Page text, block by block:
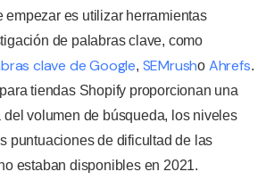
empezar es utilizar herramientas
de palabras clave, como
clave de Google, SEMrusho Ahrefs.
tiendas Shopify proporcionan una
volumen de búsqueda, los niveles
puntuaciones de dificultad de las
estaban disponibles en 2021.